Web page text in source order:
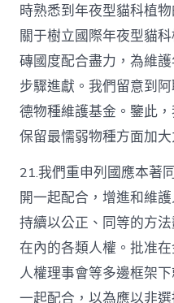
時熟悉到年夜型貓科植
關于樹立國際年夜型貓
磚國度配合盡力，為維
步驟進獻。我們留意到阿
德物種維護基金。鑒此
保留最懦弱物種方面加
21.我們重申列國應本著
開一起配合，增進和維
持續以公正、同等的方
在內的各類人權。批准
人權理事會等多邊框架
一起配合，以為應以非